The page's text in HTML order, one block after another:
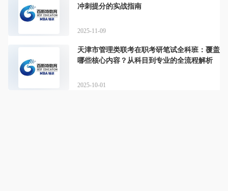
冲刺提分的实战指南
2025-11-09
天津市管理类联考在职考研笔试全科班：覆盖
哪些核心内容？从科目到专业的全流程解析
2025-10-01